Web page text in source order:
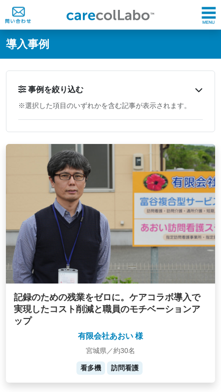
@ -0,0 +1,60 @@
導入事例
事例を絞り込む
※選択した項目のいずれかを含む記事が表示されます。
記録のための残業をゼロに。ケアコラボ導入で
実現したコスト削減と職員のモチベーションア
ップ
有限会社あおい 様
宮城県／約30名
看多機 訪問看護